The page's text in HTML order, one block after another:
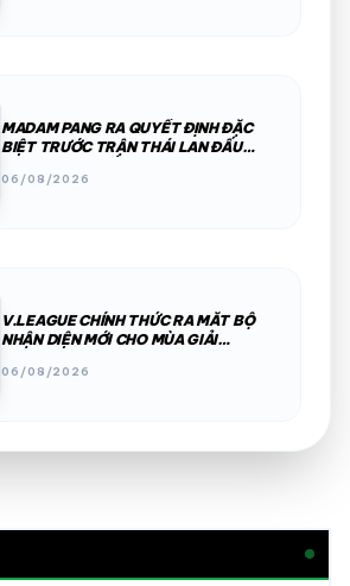
MADAM PANG RA QUYẾT ĐỊNH ĐẶC
BIỆT TRƯỚC TRẬN THÁI LAN ĐẤU
06/08/2026
V.LEAGUE CHÍNH THỨC RA MẮT BỘ
NHẬN DIỆN MỚI CHO MÙA GIẢI
06/08/2026